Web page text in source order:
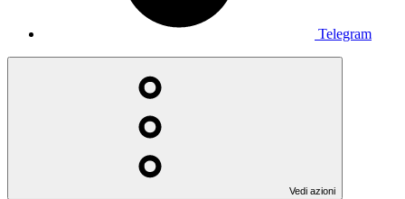
Telegram
Vedi azioni